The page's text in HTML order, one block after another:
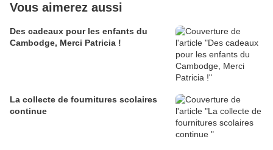
Vous aimerez aussi
Des cadeaux pour les enfants du
Cambodge, Merci Patricia !
La collecte de fournitures scolaires
continue